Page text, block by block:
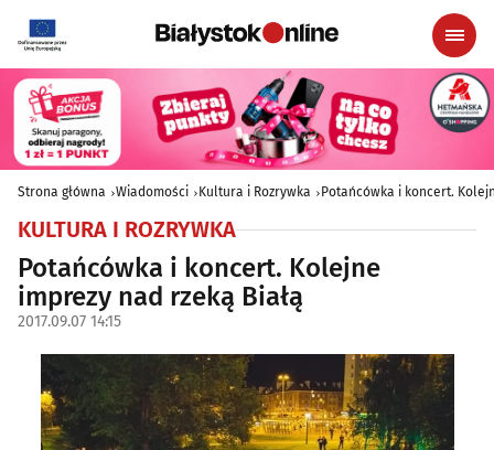
Strona główna Wiadomości Kultura i Rozrywka Potańcówka i koncert.
KULTURA I ROZRYWKA
Potańcówka i koncert. Kolejne
imprezy nad rzeką Białą
2017.09.07 14:15